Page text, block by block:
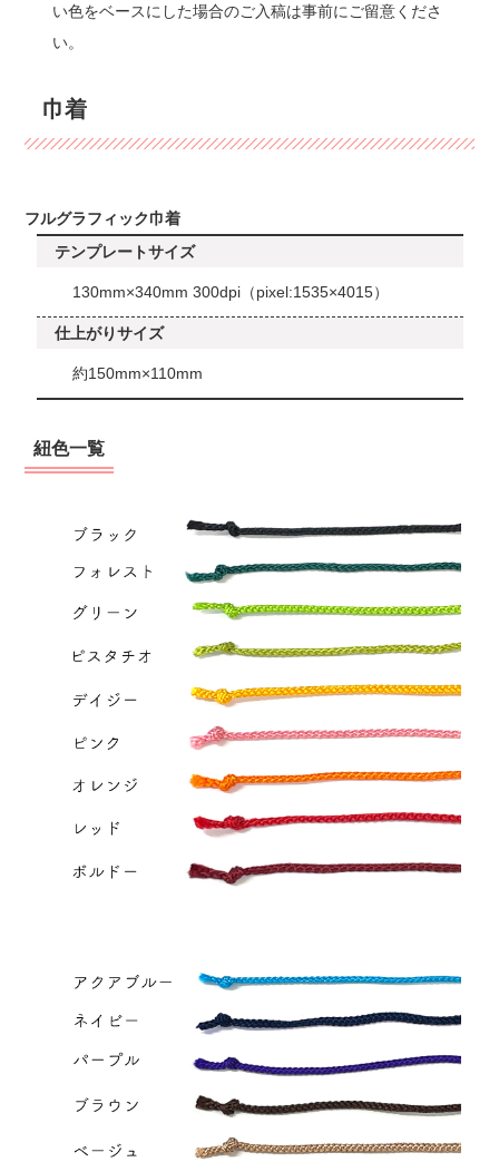
い色をベースにした場合のご入稿は事前にご留意くださ
い。
巾着
フルグラフィック巾着
テンプレートサイズ
130mm×340mm 300dpi（pixel:1535×4015）
仕上がりサイズ
約150mm×110mm
紐色一覧